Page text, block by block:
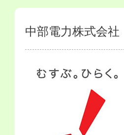
中部電力株式会社